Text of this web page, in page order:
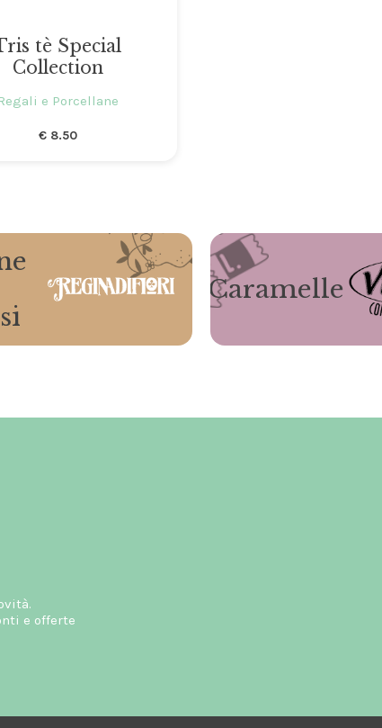
tè Special
Collection
e Porcellane
€8.50
Caramelle
e offerte
Gli ordini effettuati
saranno evasi a partire da lunedì